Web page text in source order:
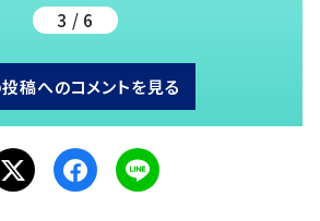
3 / 6
稿へのコメントを見る